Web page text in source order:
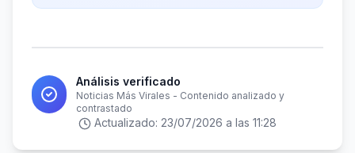
Análisis verificado
Noticias Más Virales - Contenido analizado y
contrastado
Actualizado: 23/07/2026 a las 11:28